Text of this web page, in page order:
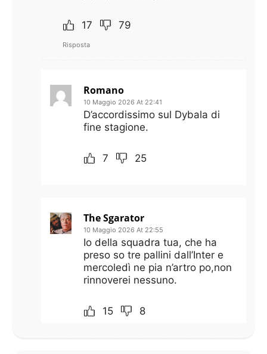
17 79
Risposta
Romano
10 Maggio 2026 At 22:41
D’accordissimo sul Dybala di
fine stagione.
7 25
The Sgarator
10 Maggio 2026 At 22:55
Io della squadra tua, che ha
preso so tre pallini dall’Inter e
mercoledì ne pia n’artro po,non
rinnoverei nessuno.
15 8